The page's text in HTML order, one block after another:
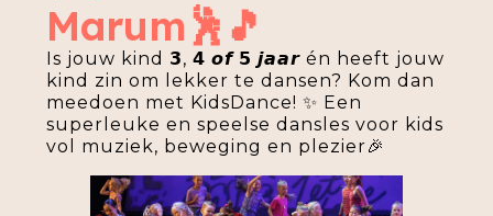
Marum🕺🎵
Is jouw kind 𝟯, 𝟰 𝙤𝙛 𝟱 𝙟𝙖𝙖𝙧 én heeft jouw
kind zin om lekker te dansen? Kom dan
meedoen met KidsDance! ✨ Een
superleuke en speelse dansles voor kids
vol muziek, beweging en plezier🎉